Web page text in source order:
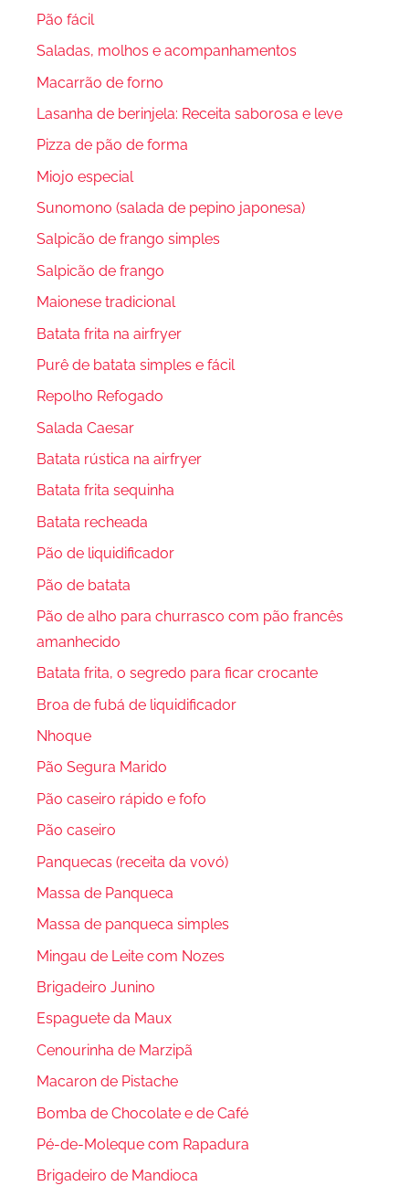
Pão fácil
Saladas, molhos e acompanhamentos
Macarrão de forno
Lasanha de berinjela: Receita saborosa e leve
Pizza de pão de forma
Miojo especial
Sunomono (salada de pepino japonesa)
Salpicão de frango simples
Salpicão de frango
Maionese tradicional
Batata frita na airfryer
Purê de batata simples e fácil
Repolho Refogado
Salada Caesar
Batata rústica na airfryer
Batata frita sequinha
Batata recheada
Pão de liquidificador
Pão de batata
Pão de alho para churrasco com pão francês
amanhecido
Batata frita, o segredo para ficar crocante
Broa de fubá de liquidificador
Nhoque
Pão Segura Marido
Pão caseiro rápido e fofo
Pão caseiro
Panquecas (receita da vovó)
Massa de Panqueca
Massa de panqueca simples
Mingau de Leite com Nozes
Brigadeiro Junino
Espaguete da Maux
Cenourinha de Marzipã
Macaron de Pistache
Bomba de Chocolate e de Café
Pé-de-Moleque com Rapadura
Brigadeiro de Mandioca